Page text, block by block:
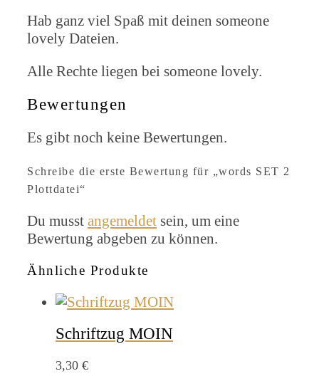
Hab ganz viel Spaß mit deinen someone
lovely Dateien.
Alle Rechte liegen bei someone lovely.
Bewertungen
Es gibt noch keine Bewertungen.
Schreibe die erste Bewertung für „words SET 2
Plottdatei“
Du musst angemeldet sein, um eine
Bewertung abgeben zu können.
Ähnliche Produkte
Schriftzug MOIN
3,30 €